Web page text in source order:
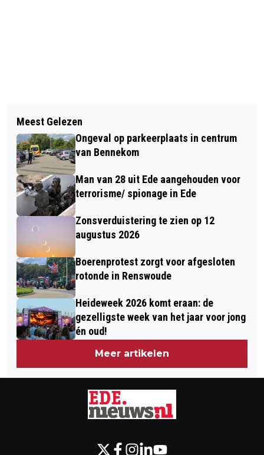
DIRECTEUR-BESTUURDER VAN
WOONSTEDE MARCO DE WILDE
OVERLEDEN
NACHTZWALUWEXCURSIE - BELEEF
DE NATUUR BIJ NATUURCENTRUM
VELUWE!
Meest Gelezen
Ongeval op parkeerplaats in centrum
van Bennekom
Man van 28 uit Ede aangehouden voor
terrorisme/ spionage in Ede
Zonsverduistering te zien op 12
augustus 2026
Boerenprotest zorgt voor afgesloten
rotonde in Renswoude
Heideweek 2026 komt eraan: de
gezelligste week van het jaar voor jong
én oud!
Meer artikelen